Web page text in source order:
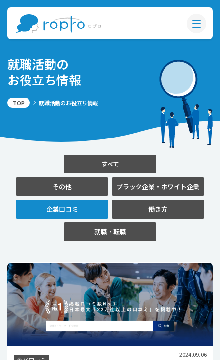
就職活動の
お役立ち情報
TOP 就職活動のお役立ち情報
すべて
その他 ブラック企業・ホワイト企業
企業口コミ 働き方
就職・転職
2024.09.06